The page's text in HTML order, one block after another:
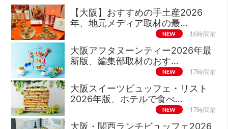
【大阪】おすすめの手土産2026
年、地元メディア取材の最…
NEW 16時間前
大阪アフタヌーンティー2026年最
新版、編集部取材のおす…
NEW 17時間前
大阪スイーツビュッフェ・リスト
2026年版、ホテルで食べ…
NEW 17時間前
大阪・関西ランチビュッフェ2026